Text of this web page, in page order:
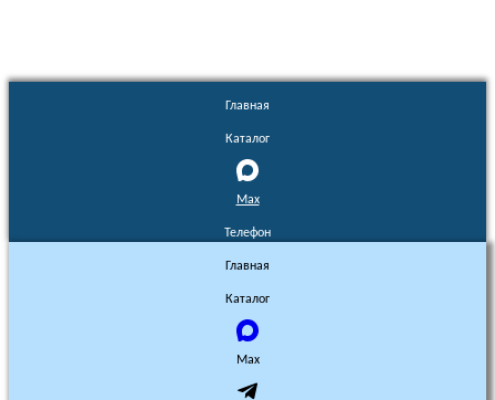
Главная
Каталог
Max
Телефон
Главная
Каталог
Max